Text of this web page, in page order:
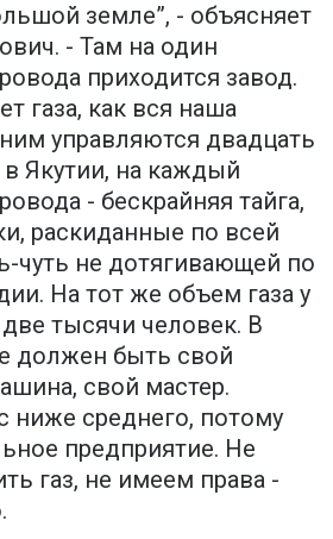
земле”, - объясняет
- Там на один
приходится завод.
газа, как вся наша
управляются двадцать
Якутии, на каждый
- бескрайняя тайга,
раскиданные по всей
чуть не дотягивающей по
На тот же объем газа у
тысячи человек. В
должен быть свой
свой мастер.
ниже среднего, потому
предприятие. Не
газ, не имеем права -